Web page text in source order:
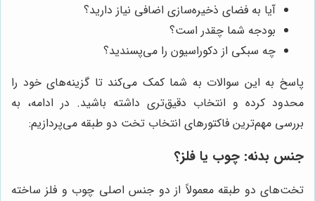
آیا به فضای ذخیره‌سازی اضافی نیاز دارید؟
بودجه شما چقدر است؟
چه سبکی از دکوراسیون را می‌پسندید؟
پاسخ به این سوالات به شما کمک می‌کند تا گزینه‌های خود را
محدود کرده و انتخاب دقیق‌تری داشته باشید. در ادامه، به
بررسی مهم‌ترین فاکتورهای انتخاب تخت دو طبقه می‌پردازیم:
جنس بدنه: چوب یا فلز؟
تخت‌های دو طبقه معمولاً از دو جنس اصلی چوب و فلز ساخته